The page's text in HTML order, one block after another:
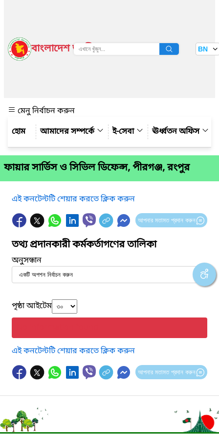
বাংলাদেশ জাতীয় তথ্য বাতায়ন BN
মেনু নির্বাচন করুন
আমাদের সম্পর্কে
ই-সেবা ঊর্ধ্বতন অফিস
ফায়ার সার্ভিস ও সিভিল ডিফেন্স, পীরগঞ্জ, রংপুর
এই কনটেন্টটি শেয়ার করতে ক্লিক করুন
আপনার মতামত প্রদান করুন
তথ্য প্রদানকারী কর্মকর্তাগণের তালিকা
অনুসন্ধান
পৃষ্ঠা আইটেম
এই কনটেন্টটি শেয়ার করতে ক্লিক করুন
আপনার মতামত প্রদান করুন